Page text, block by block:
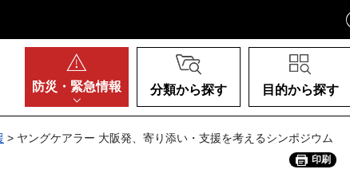
防災・ 緊急情報 分類から探す 目的から探す
> ヤングケアラー 大阪発、寄り添い・支援を考えるシンポジウム
印刷